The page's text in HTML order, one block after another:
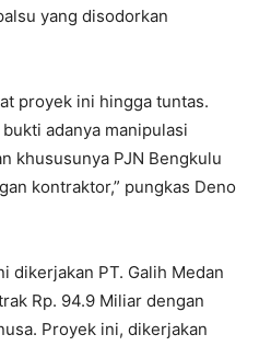
yang disodorkan
proyek ini hingga tuntas.
adanya manipulasi
khususunya PJN Bengkulu
kontraktor,” pungkas Deno
dikerjakan PT. Galih Medan
Rp. 94.9 Miliar dengan
Proyek ini, dikerjakan